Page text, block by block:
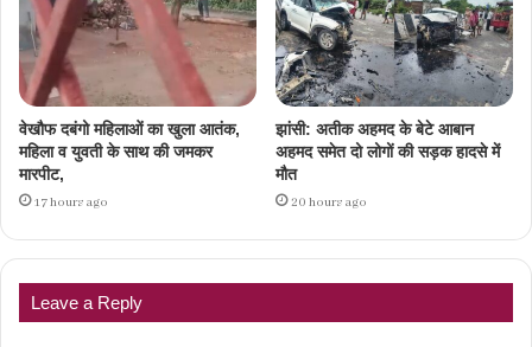
वेखौफ दबंगो महिलाओं का खुला आतंक,
महिला व युवती के साथ की जमकर
मारपीट,
17 hours ago
झांसी: अतीक अहमद के बेटे आबान
अहमद समेत दो लोगों की सड़क हादसे में
मौत
20 hours ago
Leave a Reply